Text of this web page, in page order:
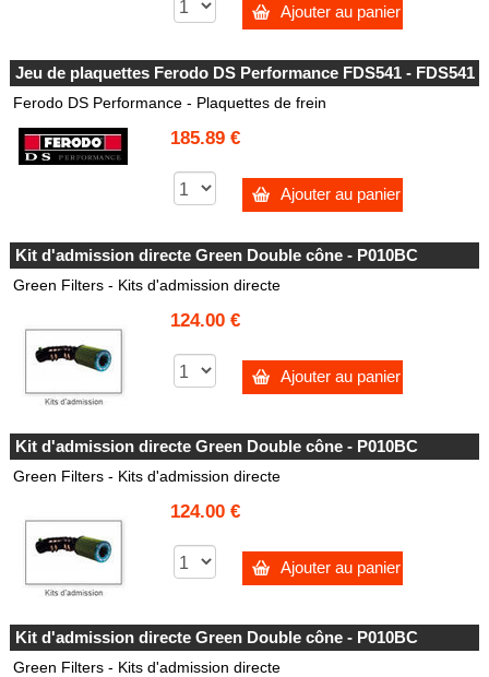
Ajouter au panier
Jeu de plaquettes Ferodo DS Performance FDS541 - FDS541
Ferodo DS Performance - Plaquettes de frein
185.89 €
Ajouter au panier
Kit d'admission directe Green Double cône - P010BC
Green Filters - Kits d'admission directe
124.00 €
Ajouter au panier
Kit d'admission directe Green Double cône - P010BC
Green Filters - Kits d'admission directe
124.00 €
Ajouter au panier
Kit d'admission directe Green Double cône - P010BC
Green Filters - Kits d'admission directe